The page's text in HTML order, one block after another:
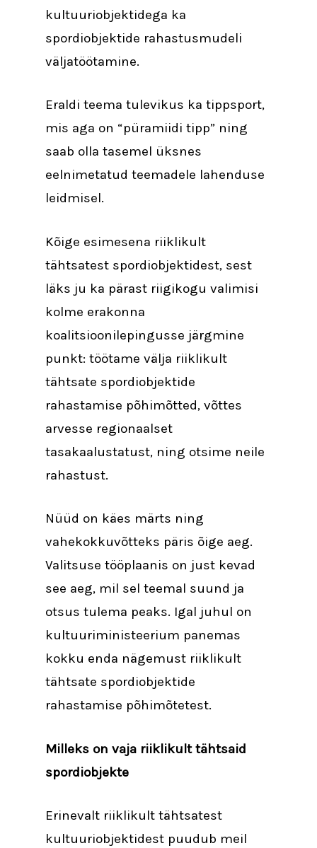
kultuuriobjektidega ka
spordiobjektide rahastusmudeli
väljatöötamine.
Eraldi teema tulevikus ka tippsport,
mis aga on “püramiidi tipp” ning
saab olla tasemel üksnes
eelnimetatud teemadele lahenduse
leidmisel.
Kõige esimesena riiklikult
tähtsatest spordiobjektidest, sest
läks ju ka pärast riigikogu valimisi
kolme erakonna
koalitsioonilepingusse järgmine
punkt: töötame välja riiklikult
tähtsate spordiobjektide
rahastamise põhimõtted, võttes
arvesse regionaalset
tasakaalustatust, ning otsime neile
rahastust.
Nüüd on käes märts ning
vahekokkuvõtteks päris õige aeg.
Valitsuse tööplaanis on just kevad
see aeg, mil sel teemal suund ja
otsus tulema peaks. Igal juhul on
kultuuriministeerium panemas
kokku enda nägemust riiklikult
tähtsate spordiobjektide
rahastamise põhimõtetest.
Milleks on vaja riiklikult tähtsaid
spordiobjekte
Erinevalt riiklikult tähtsatest
kultuuriobjektidest puudub meil